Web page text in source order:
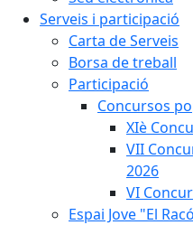
Serveis i participació
Carta de Serveis
Borsa de treball
Participació
Concursos
XIè
VII
2026
VI
Espai Jove "El